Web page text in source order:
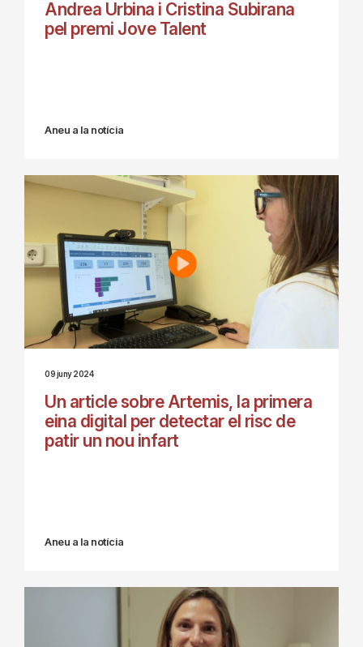
Andrea Urbina i Cristina Subirana
pel premi Jove Talent
Aneu a la notícia
09 juny 2024
Un article sobre Artemis, la primera
eina digital per detectar el risc de
patir un nou infart
Aneu a la notícia